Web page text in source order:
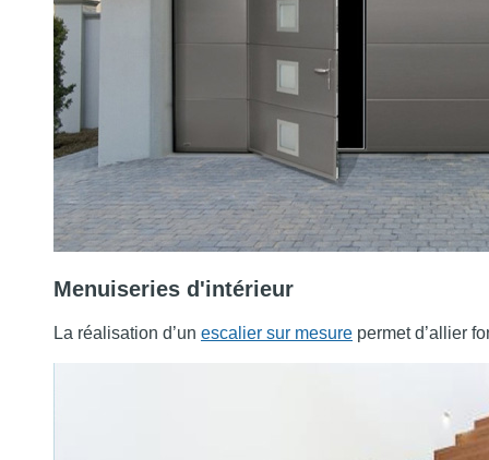
Menuiseries d'intérieur
La réalisation d’un escalier sur mesure permet d’allier